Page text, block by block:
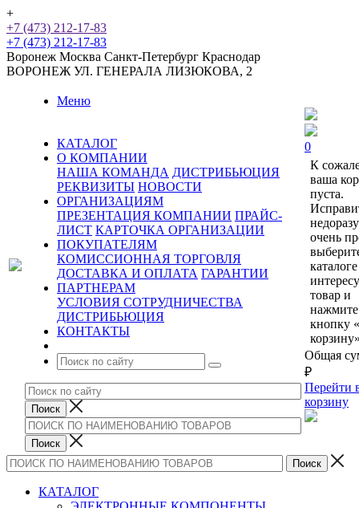
+
+7 (473) 212-17-83
+7 (473) 212-17-83
Воронеж Москва Санкт-Петербург Краснодар
ВОРОНЕЖ УЛ. ГЕНЕРАЛА ЛИЗЮКОВА, 2
Меню
КАТАЛОГ
О КОМПАНИИ
НАША КОМАНДА ДИСТРИБЬЮЦИЯ
РЕКВИЗИТЫ НОВОСТИ
ОРГАНИЗАЦИЯМ
ПРЕЗЕНТАЦИЯ КОМПАНИИ ПРАЙС-
ЛИСТ КАРТОЧКА ОРГАНИЗАЦИИ
ПОКУПАТЕЛЯМ
КОМИССИОННАЯ ТОРГОВЛЯ
ДОСТАВКА И ОПЛАТА ГАРАНТИИ
ПАРТНЕРАМ
УСЛОВИЯ СОТРУДНИЧЕСТВА
ДИСТРИБЬЮЦИЯ
КОНТАКТЫ
0
К
ваша
пуста.
очень
каталоге
товар и
нажмите
кнопку
Общая
₽
Перейти
корзину
КАТАЛОГ